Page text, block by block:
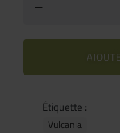
Étiquette :
Vulcania